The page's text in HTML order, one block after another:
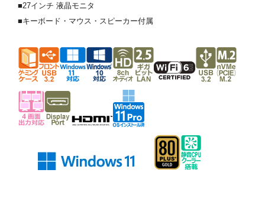
■27インチ 液晶モニタ
■キーボード・マウス・スピーカー付属